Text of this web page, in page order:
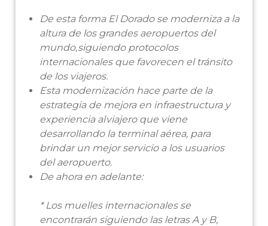
De esta forma El Dorado se moderniza a la
altura de los grandes aeropuertos del
mundo,siguiendo protocolos
internacionales que favorecen el tránsito
de los viajeros.
Esta modernización hace parte de la
estrategia de mejora en infraestructura y
experiencia alviajero que viene
desarrollando la terminal aérea, para
brindar un mejor servicio a los usuarios
del aeropuerto.
De ahora en adelante:
* Los muelles internacionales se
encontrarán siguiendo las letras A y B,